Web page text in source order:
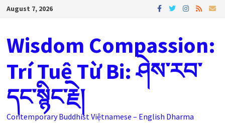
SkipAugust 7, 2026
Wisdom Compassion:
Trí Tuệ Từ Bi: ཤེས་རབ་
དང་སྙིང་རྗེ།
Contemporary Buddhist Việtnamese – English Dharma